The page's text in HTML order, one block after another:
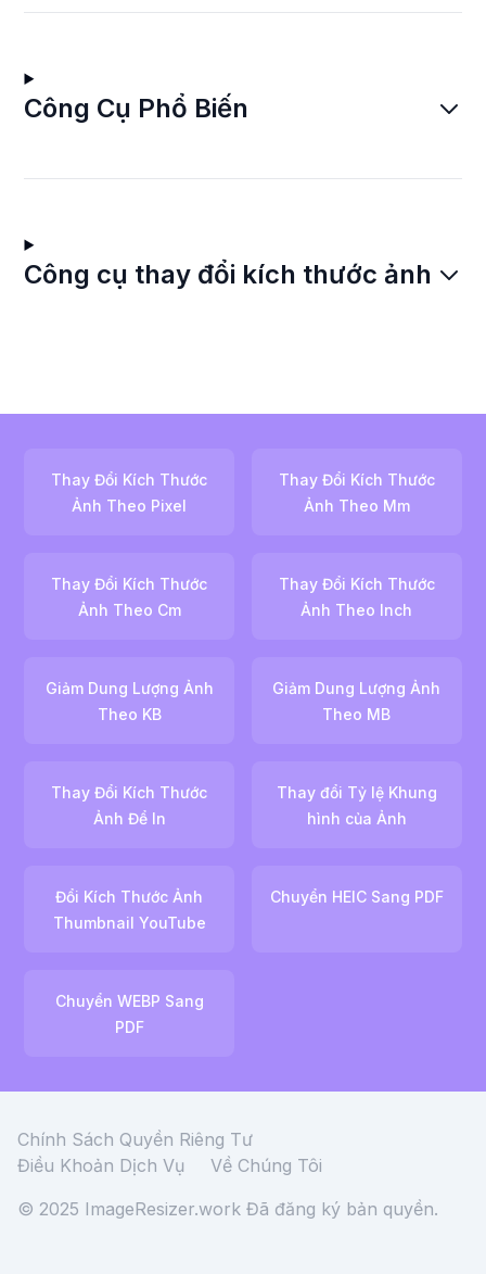
Công Cụ Phổ Biến
Công cụ thay đổi kích thước ảnh
Thay Đổi Kích Thước
Ảnh Theo Pixel
Thay Đổi Kích Thước
Ảnh Theo Mm
Thay Đổi Kích Thước
Ảnh Theo Cm
Thay Đổi Kích Thước
Ảnh Theo Inch
Giảm Dung Lượng Ảnh
Theo KB
Giảm Dung Lượng Ảnh
Theo MB
Thay Đổi Kích Thước
Ảnh Để In
Thay đổi Tỷ lệ Khung
hình của Ảnh
Đổi Kích Thước Ảnh
Thumbnail YouTube
Chuyển HEIC Sang PDF
Chuyển WEBP Sang
PDF
Chính Sách Quyền Riêng Tư
Điều Khoản Dịch Vụ
Về Chúng Tôi
© 2025 ImageResizer.work Đã đăng ký bản quyền.